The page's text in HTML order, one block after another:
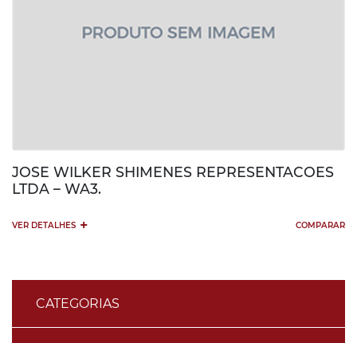
CATEGORIAS
JOSE WILKER SHIMENES REPRESENTACOES
LTDA – WA3.
VER DETALHES + COMPARAR